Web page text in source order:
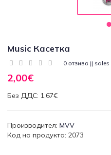
Music Касетка
0 отзива || sales
2,00€
Без ДДС: 1,67€
Производител: MVV
Код на продукта: 2073